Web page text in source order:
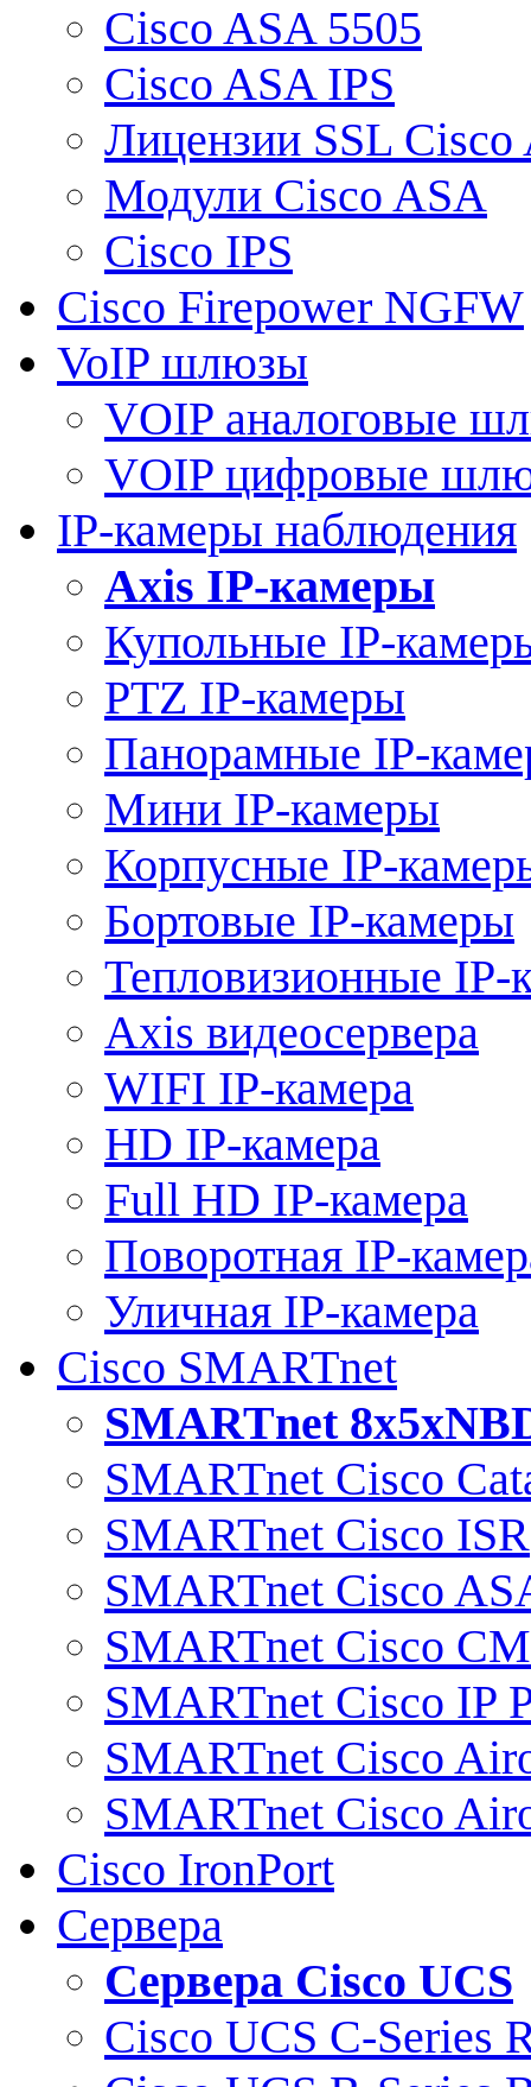
Cisco ASA 5505
Cisco ASA IPS
Лицензии SSL Cisco
Модули Cisco ASA
Cisco IPS
Cisco Firepower NGFW
VoIP шлюзы
VOIP аналоговые
VOIP цифровые
IP-камеры наблюдения
Axis IP-камеры
Купольные IP-
PTZ IP-камеры
Панорамные IP-
Мини IP-камеры
Корпусные IP-
Бортовые IP-камеры
Тепловизионные IP-
Axis видеосервера
WIFI IP-камера
HD IP-камера
Full HD IP-камера
Поворотная IP-
Уличная IP-камера
Cisco SMARTnet
SMARTnet
SMARTnet Cisco
SMARTnet Cisco ISR
SMARTnet Cisco
SMARTnet Cisco
SMARTnet Cisco IP
SMARTnet Cisco
SMARTnet Cisco
Cisco IronPort
Сервера
Сервера Cisco UCS
Cisco UCS C-Series